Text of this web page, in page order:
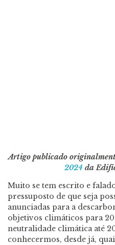
Artigo publicado
2024 da
Muito se tem escrito e
pressuposto de que seja
anunciadas para a
objetivos climáticos para
neutralidade climática até
conhecermos, desde já,